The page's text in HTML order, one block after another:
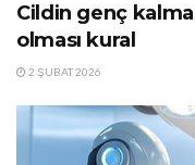
Cildin genç
olması kural
2 ŞUBAT 2026